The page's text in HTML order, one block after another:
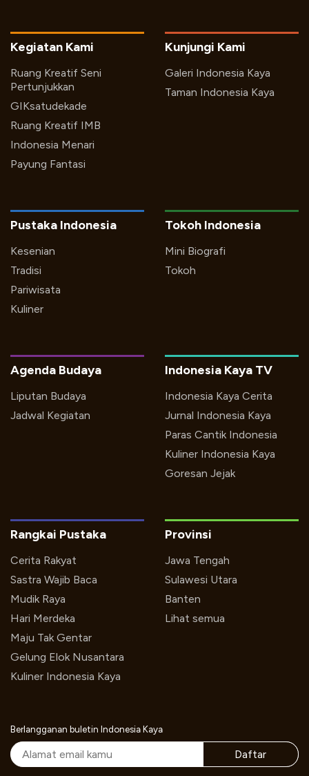
Kegiatan Kami
Ruang Kreatif Seni
Pertunjukkan
GIKsatudekade
Ruang Kreatif IMB
Indonesia Menari
Payung Fantasi
Kunjungi Kami
Galeri Indonesia Kaya
Taman Indonesia Kaya
Pustaka Indonesia
Kesenian
Tradisi
Pariwisata
Kuliner
Tokoh Indonesia
Mini Biografi
Tokoh
Indonesia Kaya TV
Indonesia Kaya Cerita
Jurnal Indonesia Kaya
Paras Cantik Indonesia
Kuliner Indonesia Kaya
Goresan Jejak
Agenda Budaya
Liputan Budaya
Jadwal Kegiatan
Rangkai Pustaka
Cerita Rakyat
Sastra Wajib Baca
Mudik Raya
Hari Merdeka
Maju Tak Gentar
Gelung Elok Nusantara
Kuliner Indonesia Kaya
Provinsi
Jawa Tengah
Sulawesi Utara
Banten
Lihat semua
Berlangganan buletin Indonesia Kaya
Daftar